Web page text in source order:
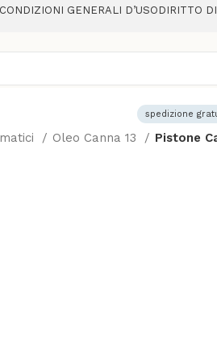
CONDIZIONI GENERALI D’USO DIRITTO
spedizione
Oleo Canna 13
Pistone